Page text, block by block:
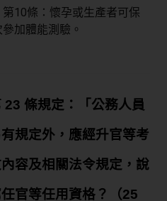
第10條：懷孕或生產者可保
加體能測驗。
條規定：「公務人員
規定外，應經升官等考
容及相關法令規定，說
官等任用資格？（25